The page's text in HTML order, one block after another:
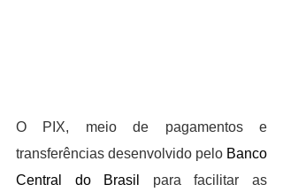
O PIX, meio de pagamentos e
transferências desenvolvido pelo Banco
Central do Brasil
para facilitar as